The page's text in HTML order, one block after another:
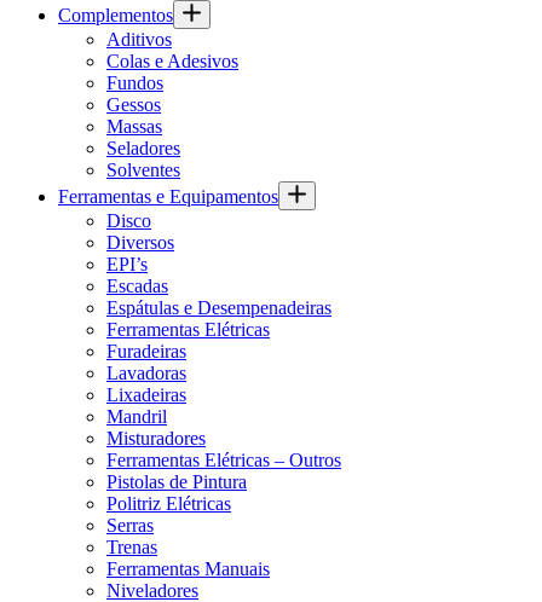
Complementos
Aditivos
Colas e Adesivos
Fundos
Gessos
Massas
Seladores
Solventes
Ferramentas e Equipamentos
Disco
Diversos
EPI’s
Escadas
Espátulas e Desempenadeiras
Ferramentas Elétricas
Furadeiras
Lavadoras
Lixadeiras
Mandril
Misturadores
Ferramentas Elétricas – Outros
Pistolas de Pintura
Politriz Elétricas
Serras
Trenas
Ferramentas Manuais
Niveladores